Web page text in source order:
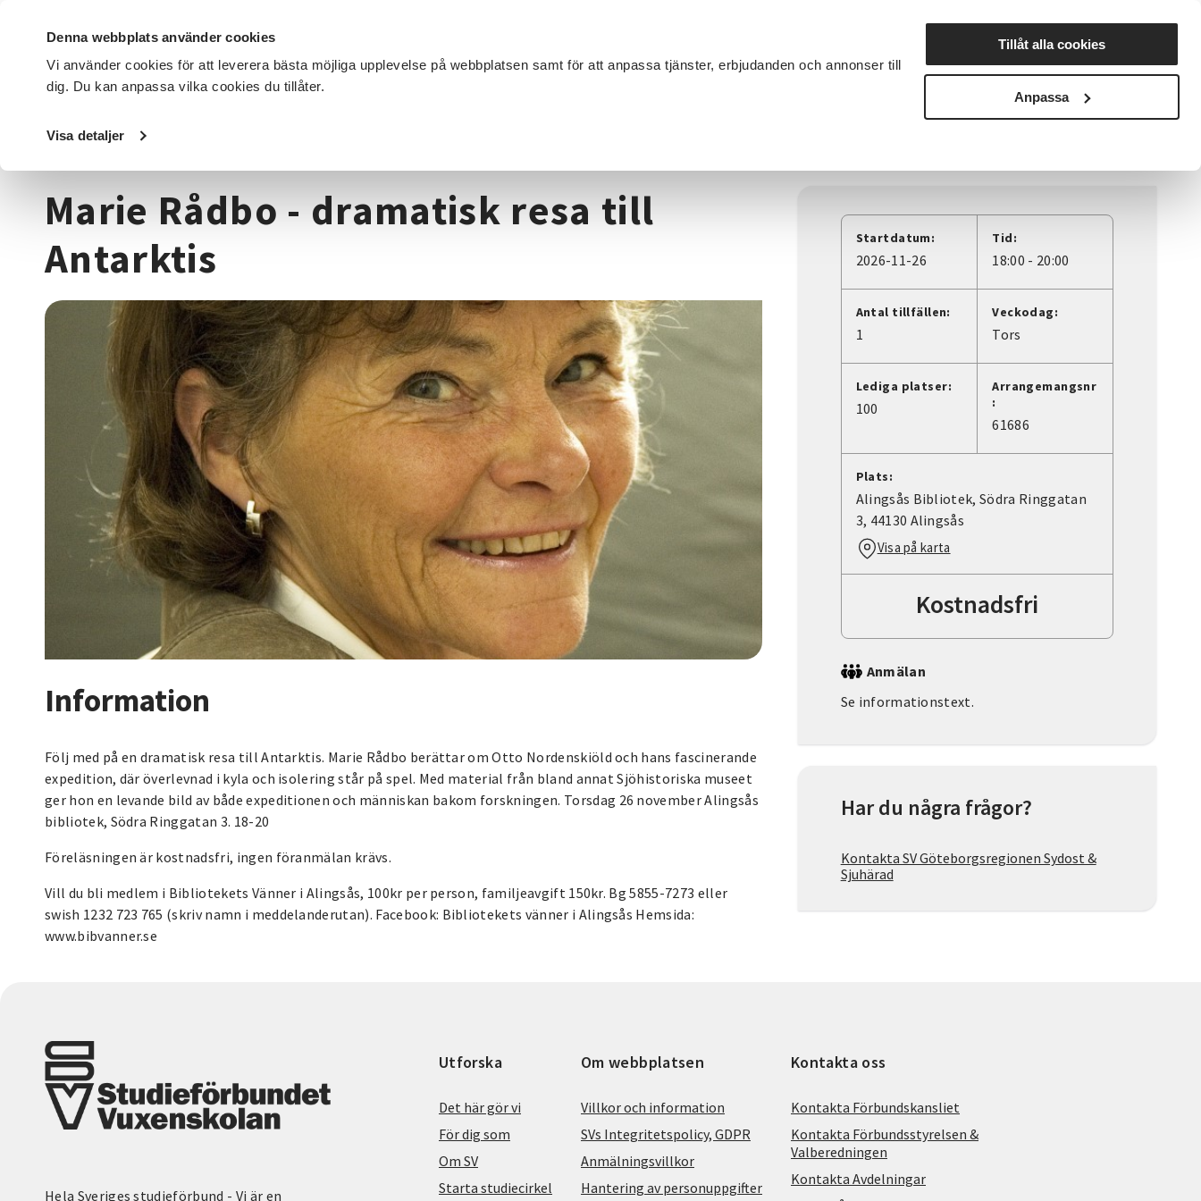
Denna webbplats använder cookies
Vi använder cookies för att leverera bästa möjliga upplevelse på webbplatsen samt för att anpassa tjänster, erbjudanden och annonser till
dig. Du kan anpassa vilka cookies du tillåter.
Visa detaljer
Tillåt alla cookies
Anpassa
DET HÄR GÖR VI FÖR DIG SOM SÖK KURSER OCH EVENEMANG Nyheter Avdelningar
Startsida / Kurser och evenemang
Marie Rådbo - dramatisk resa till
Antarktis
Information
Följ med på en dramatisk resa till Antarktis. Marie Rådbo berättar om Otto Nordenskiöld och hans fascinerande
expedition, där överlevnad i kyla och isolering står på spel. Med material från bland annat Sjöhistoriska museet
ger hon en levande bild av både expeditionen och människan bakom forskningen. Torsdag 26 november Alingsås
bibliotek, Södra Ringgatan 3. 18-20
Föreläsningen är kostnadsfri, ingen föranmälan krävs.
Vill du bli medlem i Bibliotekets Vänner i Alingsås, 100kr per person, familjeavgift 150kr. Bg 5855-7273 eller
swish 1232 723 765 (skriv namn i meddelanderutan). Facebook: Bibliotekets vänner i Alingsås Hemsida:
www.bibvanner.se
Startdatum:
2026-11-26
Tid:
18:00 - 20:00
Antal tillfällen:
1
Veckodag:
Tors
Lediga platser:
100
Arrangemangsnr
:
61686
Plats:
Alingsås Bibliotek, Södra Ringgatan
3, 44130 Alingsås
Visa på karta
Kostnadsfri
Anmälan
Se informationstext.
Har du några frågor?
Kontakta SV Göteborgsregionen Sydost &
Sjuhärad
Hela Sveriges studieförbund - Vi är en
Utforska
Det här gör vi
För dig som
Om SV
Starta studiecirkel
Om webbplatsen
Villkor och information
SVs Integritetspolicy, GDPR
Anmälningsvillkor
Hantering av personuppgifter
Kontakta oss
Kontakta Förbundskansliet
Kontakta Förbundsstyrelsen &
Valberedningen
Kontakta Avdelningar